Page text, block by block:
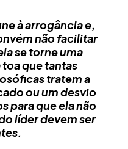
à arrogância e,
não facilitar
se torne uma
que tantas
tratem a
ou um desvio
para que ela não
líder devem ser